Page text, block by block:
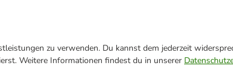
zu verwenden. Du kannst dem jederzeit
Weitere Informationen findest du in unserer